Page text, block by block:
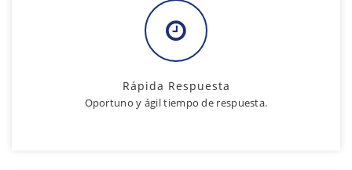
Rápida Respuesta
Oportuno y ágil tiempo de respuesta.